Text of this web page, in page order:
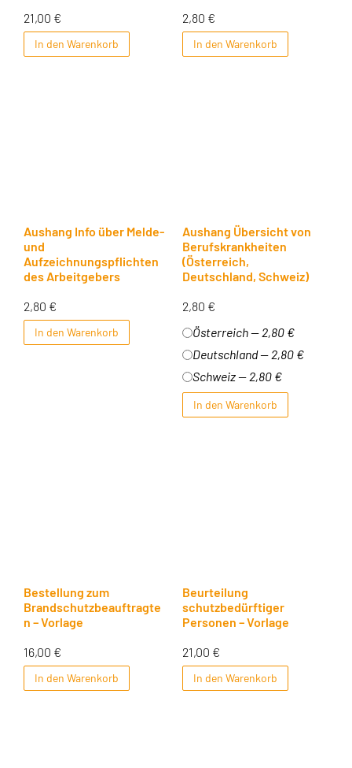
21,00 €
In den Warenkorb
2,80 €
In den Warenkorb
Aushang Info über Melde-
und
Aufzeichnungspflichten
des Arbeitgebers
2,80 €
In den Warenkorb
Aushang Übersicht von
Berufskrankheiten
(Österreich,
Deutschland, Schweiz)
2,80 €
Österreich — 2,80 €
Deutschland — 2,80 €
Schweiz — 2,80 €
In den Warenkorb
Bestellung zum
Brandschutzbeauftragte
n – Vorlage
16,00 €
In den Warenkorb
Beurteilung
schutzbedürftiger
Personen – Vorlage
21,00 €
In den Warenkorb